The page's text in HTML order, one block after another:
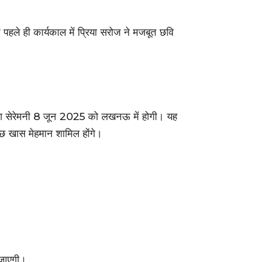
ही कार्यकाल में प्रिया सरोज ने मजबूत छवि
सेरेमनी 8 जून 2025 को लखनऊ में होगी। यह
खास मेहमान शामिल होंगे।